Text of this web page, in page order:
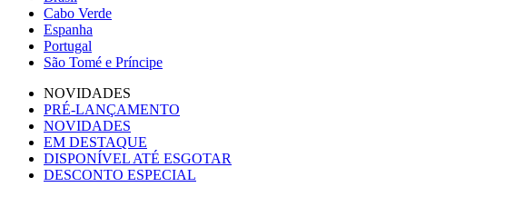
Cabo Verde
Espanha
Portugal
São Tomé e Príncipe
NOVIDADES
PRÉ-LANÇAMENTO
NOVIDADES
EM DESTAQUE
DISPONÍVEL ATÉ ESGOTAR
DESCONTO ESPECIAL